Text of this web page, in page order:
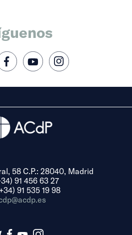
58 C.P.: 28040, Madrid
91 456 63 27
91 535 19 98